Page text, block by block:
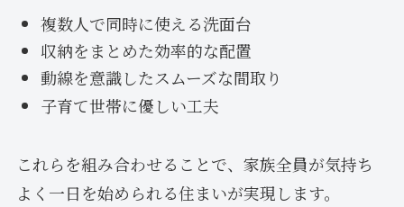
複数人で同時に使える洗面台
収納をまとめた効率的な配置
動線を意識したスムーズな間取り
子育て世帯に優しい工夫
これらを組み合わせることで、家族全員が気持ち
よく一日を始められる住まいが実現します。